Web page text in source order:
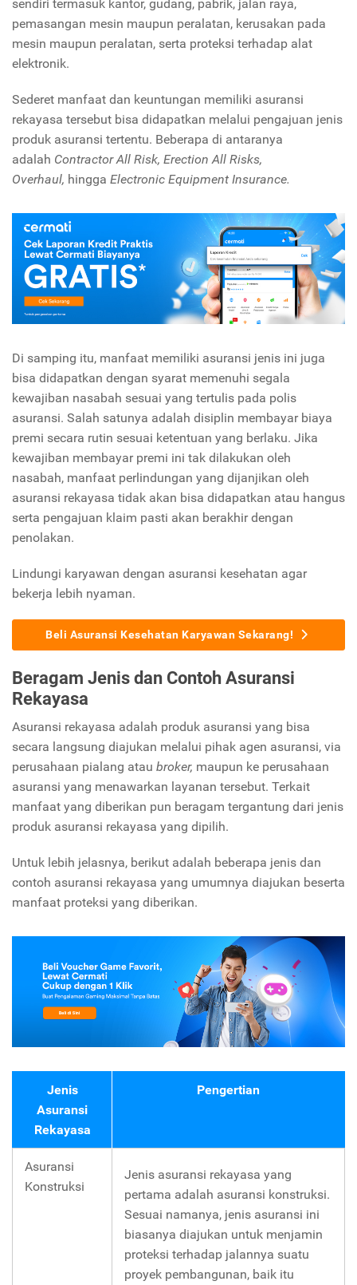
sendiri termasuk kantor, gudang, pabrik, jalan raya,
pemasangan mesin maupun peralatan, kerusakan pada
mesin maupun peralatan, serta proteksi terhadap alat
elektronik.
Sederet manfaat dan keuntungan memiliki asuransi
rekayasa tersebut bisa didapatkan melalui pengajuan jenis
produk asuransi tertentu. Beberapa di antaranya
adalah Contractor All Risk, Erection All Risks,
Overhaul, hingga Electronic Equipment Insurance.
Di samping itu, manfaat memiliki asuransi jenis ini juga
bisa didapatkan dengan syarat memenuhi segala
kewajiban nasabah sesuai yang tertulis pada polis
asuransi. Salah satunya adalah disiplin membayar biaya
premi secara rutin sesuai ketentuan yang berlaku. Jika
kewajiban membayar premi ini tak dilakukan oleh
nasabah, manfaat perlindungan yang dijanjikan oleh
asuransi rekayasa tidak akan bisa didapatkan atau hangus
serta pengajuan klaim pasti akan berakhir dengan
penolakan.
Lindungi karyawan dengan asuransi kesehatan agar
bekerja lebih nyaman.
Beli Asuransi Kesehatan Karyawan Sekarang!
Beragam Jenis dan Contoh Asuransi
Rekayasa
Asuransi rekayasa adalah produk asuransi yang bisa
secara langsung diajukan melalui pihak agen asuransi, via
perusahaan pialang atau broker, maupun ke perusahaan
asuransi yang menawarkan layanan tersebut. Terkait
manfaat yang diberikan pun beragam tergantung dari jenis
produk asuransi rekayasa yang dipilih.
Untuk lebih jelasnya, berikut adalah beberapa jenis dan
contoh asuransi rekayasa yang umumnya diajukan beserta
manfaat proteksi yang diberikan.
Jenis
Asuransi
Rekayasa
Pengertian
Asuransi
Konstruksi
Jenis asuransi rekayasa yang
pertama adalah asuransi konstruksi.
Sesuai namanya, jenis asuransi ini
biasanya diajukan untuk menjamin
proteksi terhadap jalannya suatu
proyek pembangunan, baik itu